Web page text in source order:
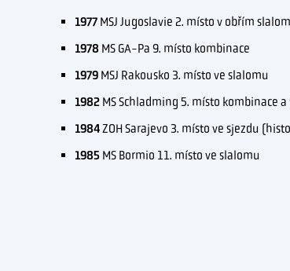
1977 MSJ Jugoslavie 2. místo v obřím
1978 MS GA-Pa 9. místo kombinace
1979 MSJ Rakousko 3. místo ve slalomu
1982 MS Schladming 5. místo kombinace
1984ZOH Sarajevo 3. místo ve sjezdu
1985 MS Bormio 11. místo ve slalomu